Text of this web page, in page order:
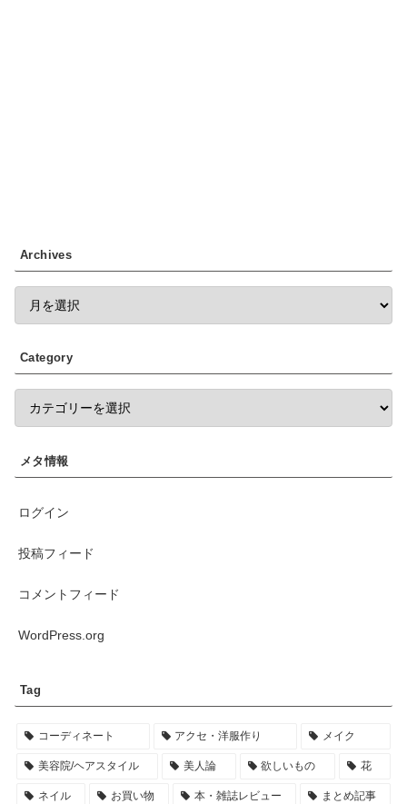
Archives
Category
メタ情報
ログイン
投稿フィード
コメントフィード
WordPress.org
Tag
コーディネート アクセ・洋服作り メイク
美容院/ヘアスタイル 美人論 欲しいもの 花
ネイル お買い物 本・雑誌レビュー まとめ記事